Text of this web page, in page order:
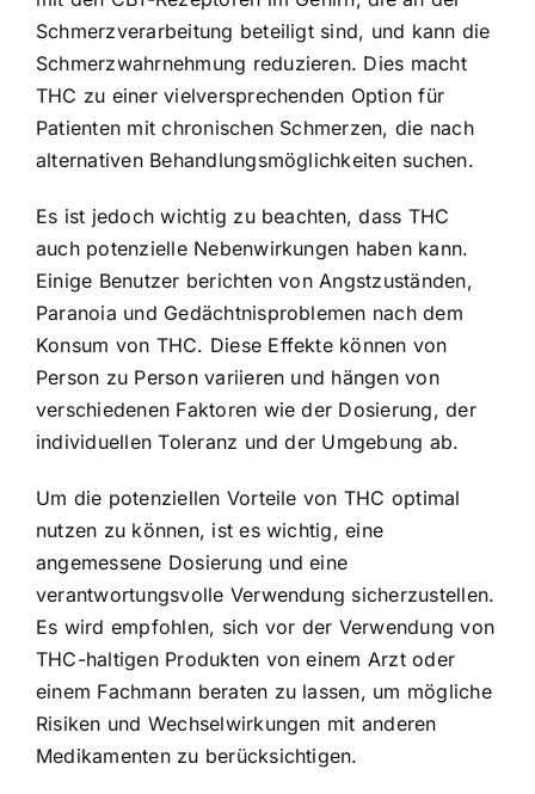
Schmerzverarbeitung beteiligt sind, und kann die
Schmerzwahrnehmung reduzieren. Dies macht
THC zu einer vielversprechenden Option für
Patienten mit chronischen Schmerzen, die nach
alternativen Behandlungsmöglichkeiten suchen.
Es ist jedoch wichtig zu beachten, dass THC
auch potenzielle Nebenwirkungen haben kann.
Einige Benutzer berichten von Angstzuständen,
Paranoia und Gedächtnisproblemen nach dem
Konsum von THC. Diese Effekte können von
Person zu Person variieren und hängen von
verschiedenen Faktoren wie der Dosierung, der
individuellen Toleranz und der Umgebung ab.
Um die potenziellen Vorteile von THC optimal
nutzen zu können, ist es wichtig, eine
angemessene Dosierung und eine
verantwortungsvolle Verwendung sicherzustellen.
Es wird empfohlen, sich vor der Verwendung von
THC-haltigen Produkten von einem Arzt oder
einem Fachmann beraten zu lassen, um mögliche
Risiken und Wechselwirkungen mit anderen
Medikamenten zu berücksichtigen.